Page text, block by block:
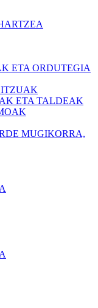
ETA ORDUTEGIA
ETA TALDEAK
MUGIKORRA,